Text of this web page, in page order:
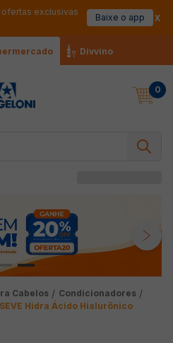
ofertas exclusivas
Baixe o app
Divvino
0
Cabelos
Condicionadores
Hidra Ácido Hialurônico